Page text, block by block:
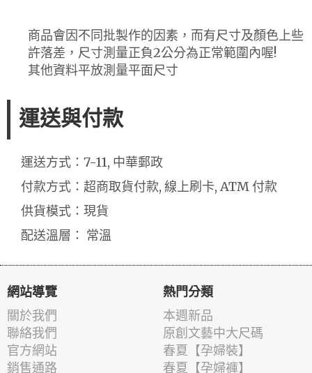
商品會因不同批製作的因素，而有尺寸及顏色上些
許落差，尺寸測量正負2公分為正常範圍內喔!
其他資料平放測量平面尺寸
運送與付款
運送方式：7-11, 中華郵政
付款方式：超商取貨付款, 線上刷卡, ATM 付款
供貨模式：現貨
配送溫層： 常溫
網站導覽
關於我們
聯絡我們
官方網站
銷售通路
熱門分類
本週新品
原創文藝中大尺碼
春夏【孕婦裝】
春夏【孕婦褲】